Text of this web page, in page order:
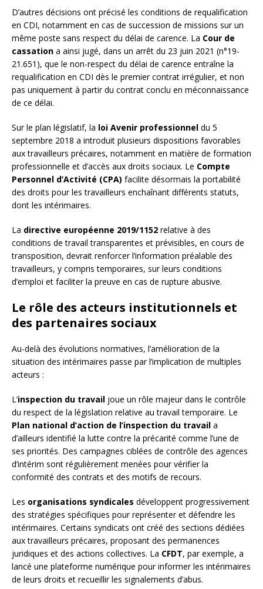
D’autres décisions ont précisé les conditions de requalification
en CDI, notamment en cas de succession de missions sur un
même poste sans respect du délai de carence. La Cour de
cassation a ainsi jugé, dans un arrêt du 23 juin 2021 (n°19-
21.651), que le non-respect du délai de carence entraîne la
requalification en CDI dès le premier contrat irrégulier, et non
pas uniquement à partir du contrat conclu en méconnaissance
de ce délai.
Sur le plan législatif, la loi Avenir professionnel du 5
septembre 2018 a introduit plusieurs dispositions favorables
aux travailleurs précaires, notamment en matière de formation
professionnelle et d’accès aux droits sociaux. Le Compte
Personnel d’Activité (CPA) facilite désormais la portabilité
des droits pour les travailleurs enchaînant différents statuts,
dont les intérimaires.
La directive européenne 2019/1152 relative à des
conditions de travail transparentes et prévisibles, en cours de
transposition, devrait renforcer l’information préalable des
travailleurs, y compris temporaires, sur leurs conditions
d’emploi et faciliter la preuve en cas de rupture abusive.
Le rôle des acteurs institutionnels et
des partenaires sociaux
Au-delà des évolutions normatives, l’amélioration de la
situation des intérimaires passe par l’implication de multiples
acteurs :
L’inspection du travail joue un rôle majeur dans le contrôle
du respect de la législation relative au travail temporaire. Le
Plan national d’action de l’inspection du travail a
d’ailleurs identifié la lutte contre la précarité comme l’une de
ses priorités. Des campagnes ciblées de contrôle des agences
d’intérim sont régulièrement menées pour vérifier la
conformité des contrats et des motifs de recours.
Les organisations syndicales développent progressivement
des stratégies spécifiques pour représenter et défendre les
intérimaires. Certains syndicats ont créé des sections dédiées
aux travailleurs précaires, proposant des permanences
juridiques et des actions collectives. La CFDT, par exemple, a
lancé une plateforme numérique pour informer les intérimaires
de leurs droits et recueillir les signalements d’abus.